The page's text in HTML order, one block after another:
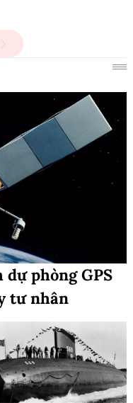
phòng GPS
tư nhân